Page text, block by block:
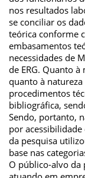
nos resultados
se conciliar os
teórica conforme
embasamentos
necessidades de
de ERG. Quanto
quanto à
procedimentos
bibliográfica,
Sendo, portanto,
por
da pesquisa
base nas
O público-alvo da